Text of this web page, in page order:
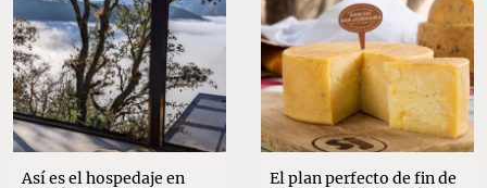
Así es el hospedaje en
El plan perfecto de fin de